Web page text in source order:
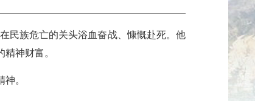
民族危亡的关头浴血奋战、慷慨赴死。他
神财富。
。